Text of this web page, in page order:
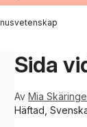
Sida
Av Mia
Häftad,